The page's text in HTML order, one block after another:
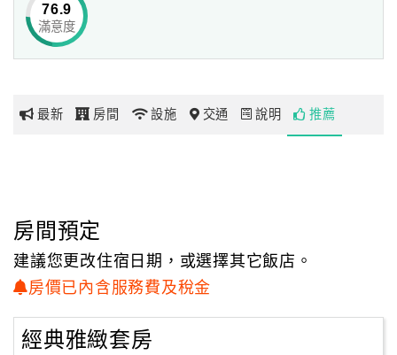
網
玩
地
圖
顧
務
我們有一身好本領可以幫人們規劃、設計、建造、裝潢一個
美麗、舒適、溫暖又安全的家。
而因全球村高度發展下以四海為家各地駐泊的族群們，內心
於是「泓揚精緻商旅-竹」誕生了，就在我們的家鄉陽光、美
來吧！成為我們的家人，第一次入住就像搬新家，以後就像
回家一樣，
現在「泓揚精緻商旅」開始營運了，希望我們的用心、理
念、傻勁曾經感動每一個住過的你。
76.9
滿意度
最新 房間 設施 交通 說明 推薦
房間預定
建議您更改住宿日期，或選擇其它飯店。
房價已內含服務費及稅金
經典雅緻套房